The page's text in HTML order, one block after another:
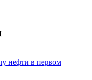
нефти в первом